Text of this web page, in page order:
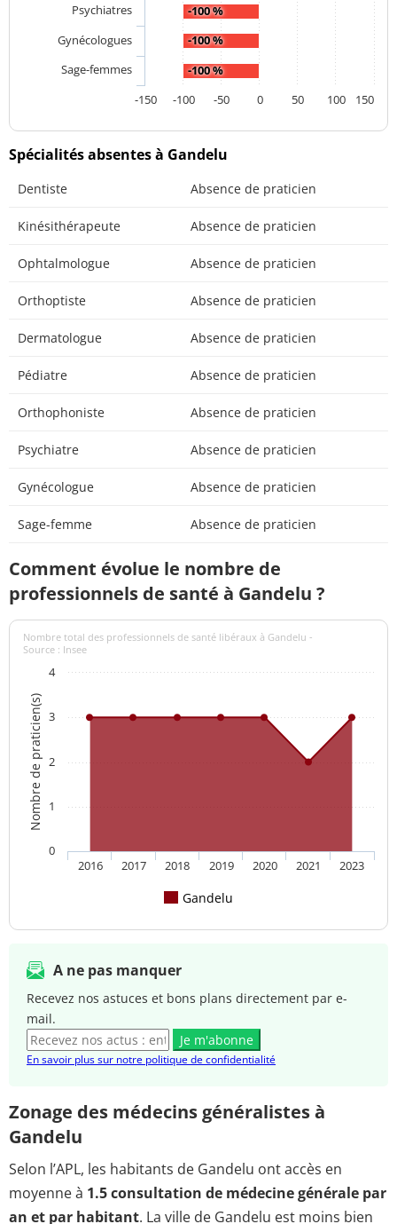
-100 %
-100 %
-100 %
Psychiatres
Gynécologues
Sage-femmes
-150
-100 -50 0 50 100 150
Spécialités absentes à Gandelu
Dentiste Absence de praticien
Kinésithérapeute Absence de praticien
Ophtalmologue Absence de praticien
Orthoptiste Absence de praticien
Dermatologue Absence de praticien
Pédiatre Absence de praticien
Orthophoniste Absence de praticien
Psychiatre Absence de praticien
Gynécologue Absence de praticien
Sage-femme Absence de praticien
Comment évolue le nombre de
professionnels de santé à Gandelu ?
Nombre de praticien(s)
Nombre total des professionnels de santé libéraux à Gandelu -
Source : Insee
Gandelu
2016 2017 2018 2019 2020 2021 2023
0
1
2
3
4
A ne pas manquer
Recevez nos astuces et bons plans directement par e-
mail.
Je m'abonne
En savoir plus sur notre politique de confidentialité
Zonage des médecins généralistes à
Gandelu
Selon l’APL, les habitants de Gandelu ont accès en
moyenne à 1.5 consultation de médecine générale par
an et par habitant. La ville de Gandelu est moins bien